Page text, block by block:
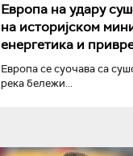
Европа на удару
на историјском
енергетика и
Европа се суочава са
река бележи...